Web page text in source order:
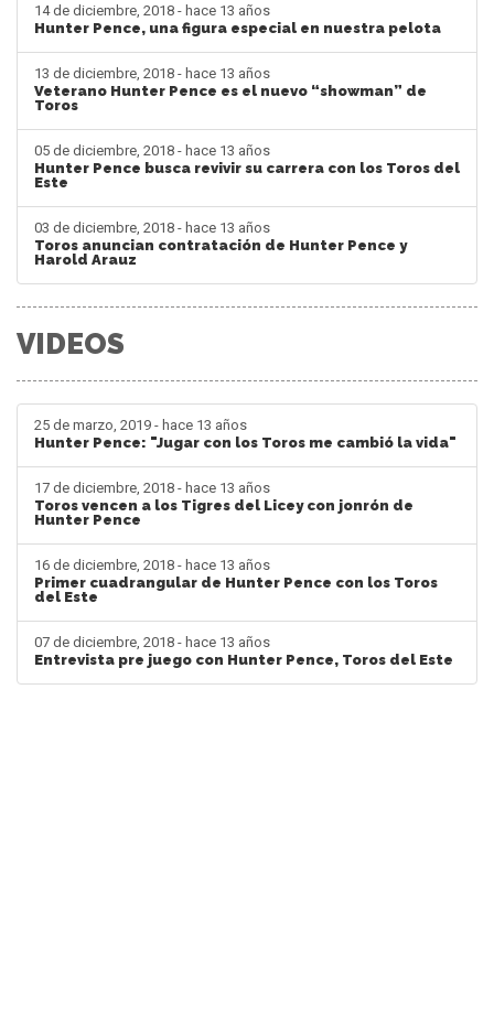
14 de diciembre, 2018 - hace 13 años
Hunter Pence, una figura especial en nuestra pelota
13 de diciembre, 2018 - hace 13 años
Veterano Hunter Pence es el nuevo “showman” de
Toros
05 de diciembre, 2018 - hace 13 años
Hunter Pence busca revivir su carrera con los Toros del
Este
03 de diciembre, 2018 - hace 13 años
Toros anuncian contratación de Hunter Pence y
Harold Arauz
VIDEOS
25 de marzo, 2019 - hace 13 años
Hunter Pence: "Jugar con los Toros me cambió la vida"
17 de diciembre, 2018 - hace 13 años
Toros vencen a los Tigres del Licey con jonrón de
Hunter Pence
16 de diciembre, 2018 - hace 13 años
Primer cuadrangular de Hunter Pence con los Toros
del Este
07 de diciembre, 2018 - hace 13 años
Entrevista pre juego con Hunter Pence, Toros del Este